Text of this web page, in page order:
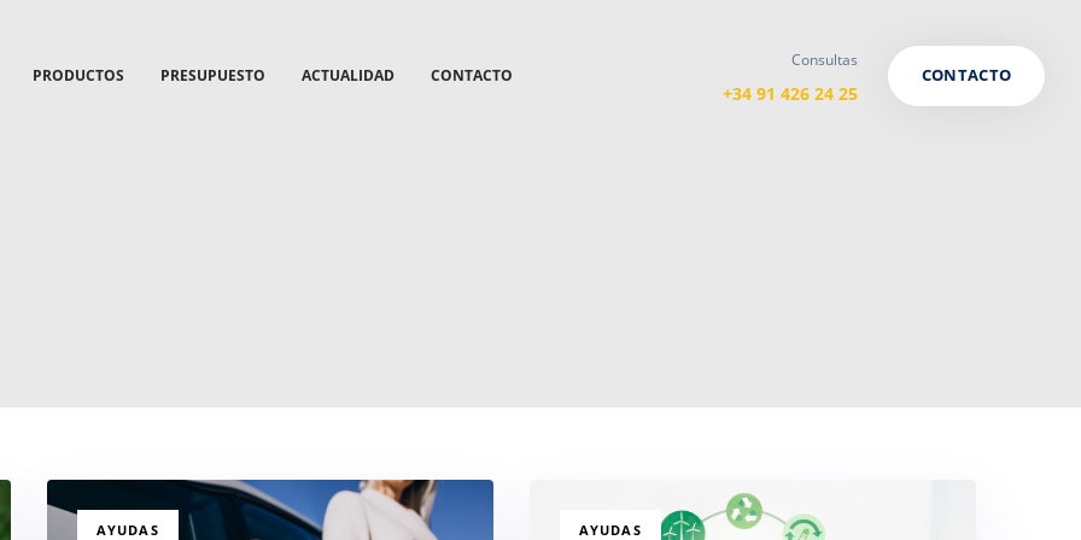
PRODUCTOS PRESUPUESTO ACTUALIDAD CONTACTO
Consultas
+34 91 426 24 25
CONTACTO
TAGSAYUDAS TAGSAYUDAS